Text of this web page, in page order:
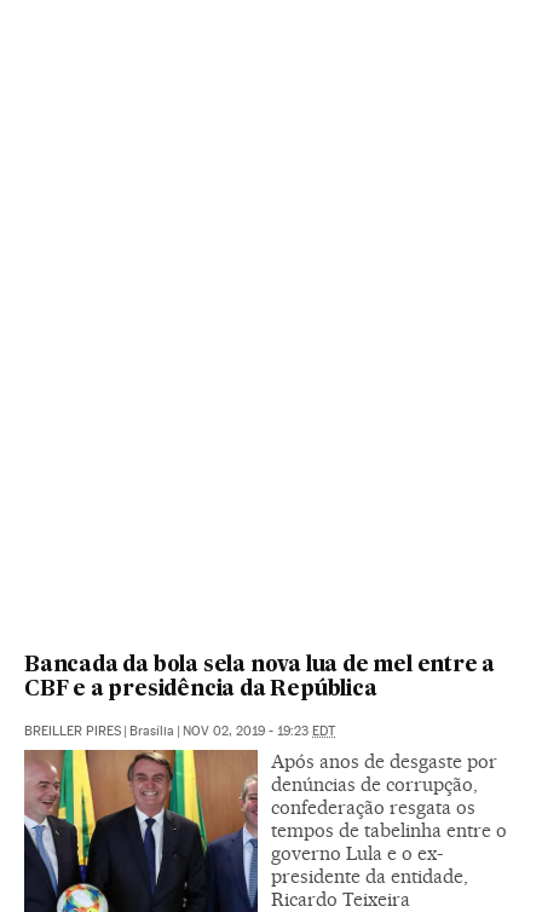
Bancada da bola sela nova lua de mel entre a
CBF e a presidência da República
BREILLER PIRES | Brasília | NOV 02, 2019 - 19:23 EDT
Após anos de desgaste por
denúncias de corrupção,
confederação resgata os
tempos de tabelinha entre o
governo Lula e o ex-
presidente da entidade,
Ricardo Teixeira